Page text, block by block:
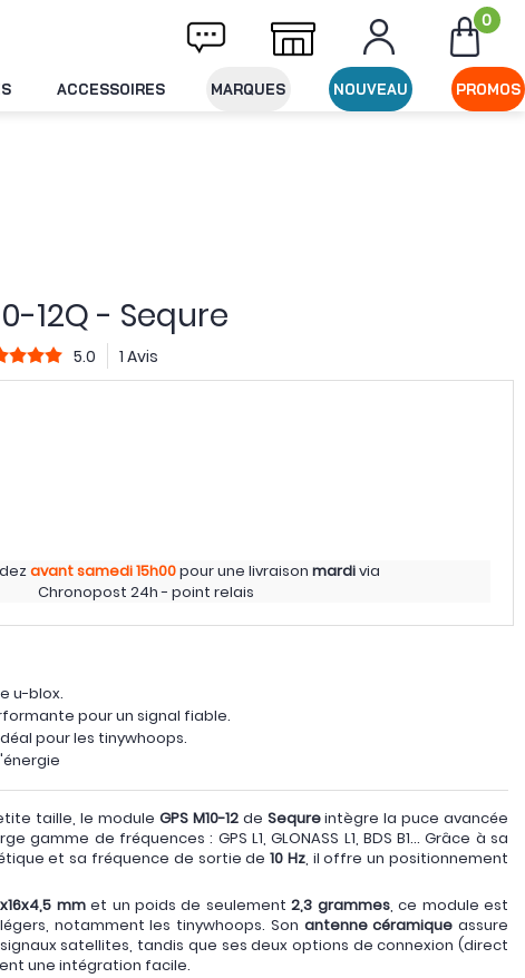
Livraison offerte dès 49€ d'achat 0
ACCESSOIRES MARQUES NOUVEAU PROMOS
12Q - Sequre
5.0 1 Avis
avant samedi15h00pour une livraison mardivia
Chronopost 24h - point relais
u-blox.
pour un signal fiable.
pour les tinywhoops.
taille, le module GPS M10-12de Sequreintègre la puce avancée
gamme de fréquences : GPS L1, GLONASS L1, BDS B1... Grâce à sa
et sa fréquence de sortie de10 Hz, il offre un positionnement
mmet un poids de seulement2,3 grammes, ce module est
notamment les tinywhoops. Son antenne céramique assure
satellites, tandis que ses deux options de connexion (direct
une intégration facile.